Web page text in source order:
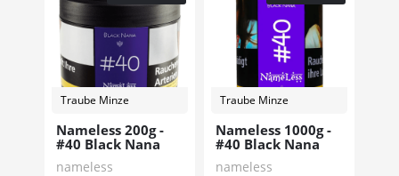
Traube Minze
Nameless 200g -
#40 Black Nana
nameless
Traube Minze
Nameless 1000g -
#40 Black Nana
nameless